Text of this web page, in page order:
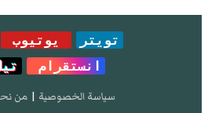
تويتر يوتيوب
انستقرام
سياسة الخصوصية | من